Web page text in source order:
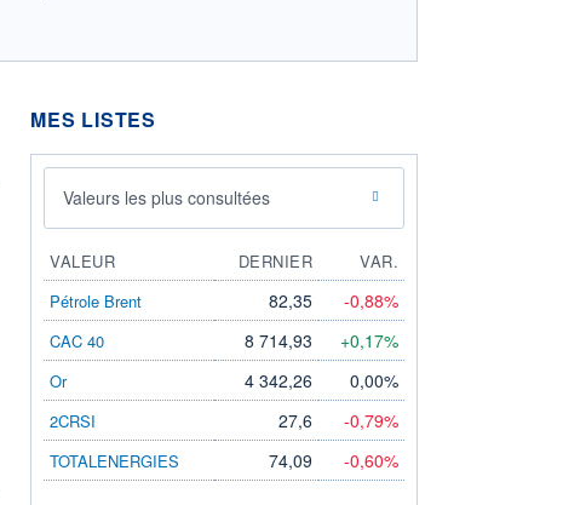
MES LISTES
Valeurs les plus consultées
VALEUR DERNIER
VAR.
Pétrole Brent
82,35 -0,88%
CAC 40 8 714,93 +0,17%
Or 4 342,26 0,00%
2CRSI 27,6 -0,79%
TOTALENERGIES 74,09 -0,60%